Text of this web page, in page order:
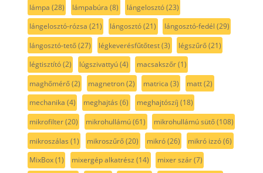
lámpa (28) lámpabúra (8) lángelosztó(23)
lángelosztó-rózsa (21) lángosztó(21) lángosztó-fedél (29)
lángosztó-tető(27) légkeverésfűtőtest(3) légszűrő(21)
légtisztító(2) lúgszivattyú(4) macsakszőr(1)
maghőmérő(2) magnetron(2) matrica (3) matt(2)
mechanika (4) meghajtás (6) meghajtószíj (18)
mikrofilter(20) mikrohullámú(61) mikrohullámú sütő(108)
mikroszálas (1) mikroszűrő(20) mikró(26) mikró izzó(6)
MixBox(1) mixergép alkatrész (14) mixer szár(7)